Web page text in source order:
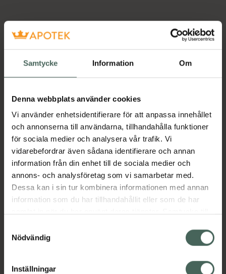
Samtycke Information Om
Denna webbplats använder cookies
Vi använder enhetsidentifierare för att anpassa innehållet
och annonserna till användarna, tillhandahålla funktioner
för sociala medier och analysera vår trafik. Vi
vidarebefordrar även sådana identifierare och annan
information från din enhet till de sociala medier och
annons- och analysföretag som vi samarbetar med.
Dessa kan i sin tur kombinera informationen med annan
information som du har tillhandahållit eller som de har
återkalla ditt samtycke via webbplatsens
cookieinställningar. Ett återkallat samtycke påverkar inte
lagligheten av behandling som skett innan återkallelsen.
Nödvändig
Inställningar